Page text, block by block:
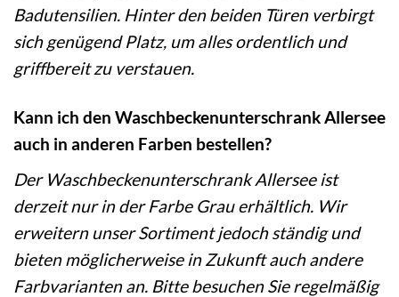
Badutensilien. Hinter den beiden Türen verbirgt
sich genügend Platz, um alles ordentlich und
griffbereit zu verstauen.
Kann ich den Waschbeckenunterschrank Allersee
auch in anderen Farben bestellen?
Der Waschbeckenunterschrank Allersee ist
derzeit nur in der Farbe Grau erhältlich. Wir
erweitern unser Sortiment jedoch ständig und
bieten möglicherweise in Zukunft auch andere
Farbvarianten an. Bitte besuchen Sie regelmäßig